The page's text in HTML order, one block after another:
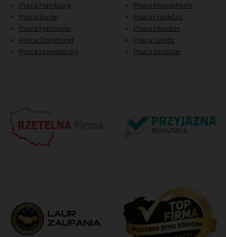
Praca Hamburg
Praca Berlin
Praca Hannover
Praca Dortmund
Praca Magdeburg
Praca Monachium
Praca Frankfurt
Praca Munster
Praca Görlitz
Praca Stuttgar